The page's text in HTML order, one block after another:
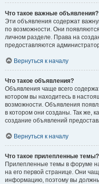
Что такое важные объявления?
Эти объявления содержат
по возможности. Они
личном разделе. Права на
предоставляются
Вернуться к началу
Что такое объявления?
Объявления чаще всего
котором вы находитесь в
возможности. Объявления
в котором они созданы. Так же,
создание объявлений
Вернуться к началу
Что такое прилепленные темы?
Прилепленные темы в форуме
на его первой странице. Они
информацию, поэтому вы должны